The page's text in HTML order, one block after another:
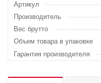
Артикул
Производитель
Вес брутто
Объем товара в упаковке
Гарантия производителя